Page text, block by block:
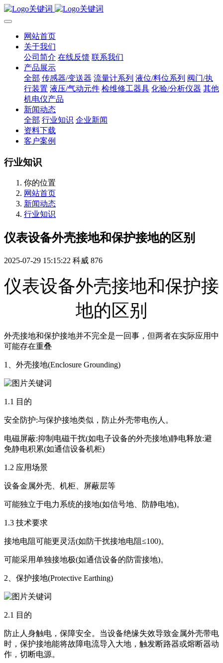
网站首页
关于我们
公司简介 在线反馈 联系我们
产品展示
全部 传感器/变送器 流量计系列 液位/料位系列 阀门/执
行装置 液压/气动元件 检维修工器具 化验/分析仪器 其他
机电仪产品
新闻动态
全部 行业知识 企业新闻
资料下载
客户案例
行业知识
你的位置
网站首页
新闻动态
行业知识
仪表设备外壳接地和保护接地的区别
2025-07-29 15:15:22 科威 876
仪表设备外壳接地和保护接
地的区别
外壳接地和保护接地并不完全是一回事，但两者在实际应用中
可能存在重叠
1、外壳接地(Enclosure Grounding)
1.1 目的
安全防护:与保护接地类似，防止外壳带电伤人。
电磁屏蔽:抑制电磁干扰(如电子设备的外壳接地)静电释放:避
免静电积累(如通信设备机柜)
1.2 应用场景
设备金属外壳、机柜、屏蔽层等
可能独立于电力系统的接地(如信号地、防静电地)。
1.3 技术要求
接地电阻可能更灵活(如防干扰接地电阻≤100)。
可能采用单独接地极(如通信设备的防雷接地)。
2、保护接地(Protective Earthing)
2.1 目的
防止人身触电，保障安全。当设备绝缘失效导致金属外壳带电
时，保护接地能将故障电流导入大地，触发断路器或熔断器动
作，切断电源。